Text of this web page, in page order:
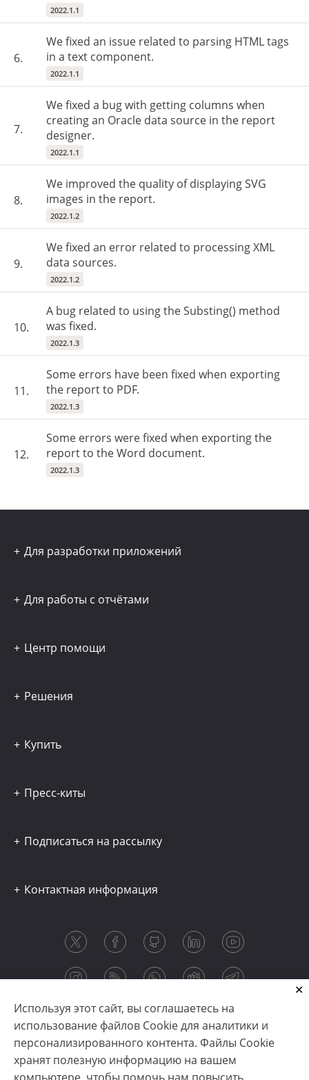
2022.1.1
6.
We fixed an issue related to parsing HTML tags
in a text component.
2022.1.1
7.
We fixed a bug with getting columns when
creating an Oracle data source in the report
designer.
2022.1.1
8.
We improved the quality of displaying SVG
images in the report.
2022.1.2
9.
We fixed an error related to processing XML
data sources.
2022.1.2
10.
A bug related to using the Substing() method
was fixed.
2022.1.3
11.
Some errors have been fixed when exporting
the report to PDF.
2022.1.3
12.
Some errors were fixed when exporting the
report to the Word document.
2022.1.3
Используя этот сайт, вы соглашаетесь на
использование файлов Cookie для аналитики и
персонализированного контента. Файлы Cookie
хранят полезную информацию на вашем
Для разработки приложений
Для работы с отчётами
Центр помощи
Решения
Купить
Пресс-киты
Подписаться на рассылку
Контактная информация